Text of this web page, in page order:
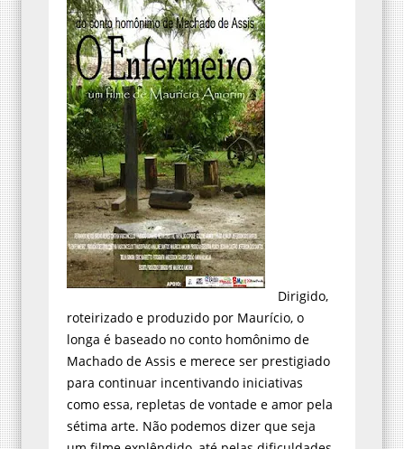
Dirigido,
roteirizado e produzido por Maurício, o
longa é baseado no conto homônimo de
Machado de Assis e merece ser prestigiado
para continuar incentivando iniciativas
como essa, repletas de vontade e amor pela
sétima arte. Não podemos dizer que seja